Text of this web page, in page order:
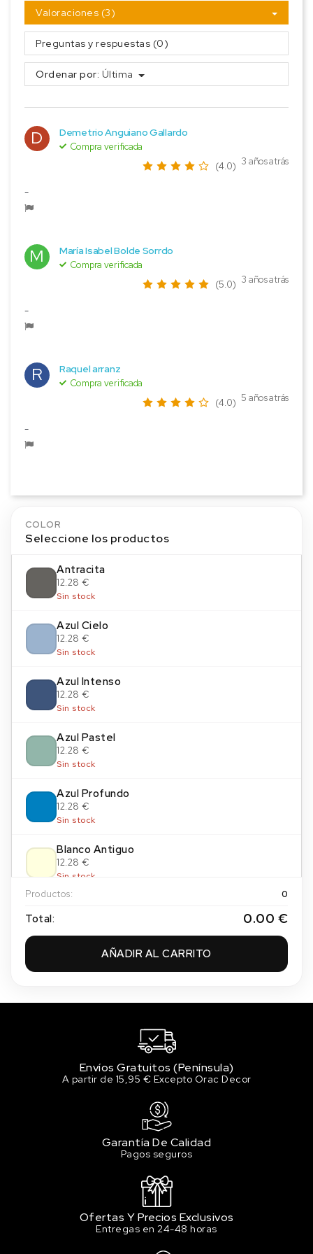
Valoraciones (3)
Preguntas y respuestas (0)
Ordenar por: Última
D Demetrio Anguiano Gallardo
Compra verificada
(4.0) 3 años atrás
-
M María Isabel Bolde Sorrdo
Compra verificada
(5.0) 3 años atrás
-
R Raquel arranz
Compra verificada
(4.0) 5 años atrás
-
COLOR
Seleccione los productos
Antracita
12.28 €
Sin stock
Azul Cielo
12.28 €
Sin stock
Azul Intenso
12.28 €
Sin stock
Azul Pastel
12.28 €
Sin stock
Azul Profundo
12.28 €
Sin stock
Blanco Antiguo
12.28 €
Sin stock
12.28 €
Crema
12.28 €
Sin stock
Productos: 0
Total: 0.00 €
AÑADIR AL CARRITO
Envíos Gratuitos (Península)
A partir de 15,95 € Excepto Orac Decor
Garantía De Calidad
Pagos seguros
Ofertas Y Precios Exclusivos
Entregas en 24-48 horas